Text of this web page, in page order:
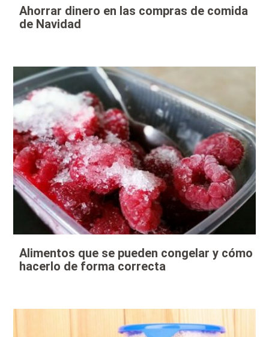
Ahorrar dinero en las compras de comida
de Navidad
Alimentos que se pueden congelar y cómo
hacerlo de forma correcta